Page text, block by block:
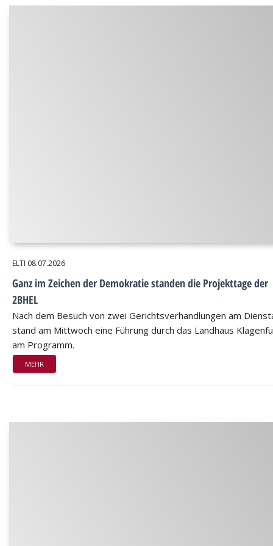
ELTI 08.07.2026
Ganz im Zeichen der Demokratie standen die Projekttage der
2BHEL
Nach dem Besuch von zwei Gerichtsverhandlungen am
stand am Mittwoch eine Führung durch das Landhaus
am Programm.
MEHR